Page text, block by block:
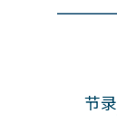
节录